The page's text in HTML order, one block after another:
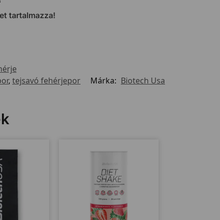
tartalmazza!
, tejsavó fehérjepor Márka: Biotech Usa